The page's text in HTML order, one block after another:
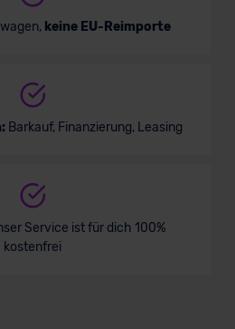
keine EU-Reimporte
Barkauf, Finanzierung, Leasing
Service ist für dich 100%
kostenfrei